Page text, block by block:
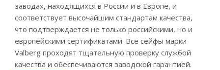
заводах, находящихся в России и в Европе, и
соответствует высочайшим стандартам качества,
что подтверждается не только российскими, но и
европейскими сертификатами. Все сейфы марки
Valberg проходят тщательную проверку службой
качества и обеспечиваются заводской гарантией.